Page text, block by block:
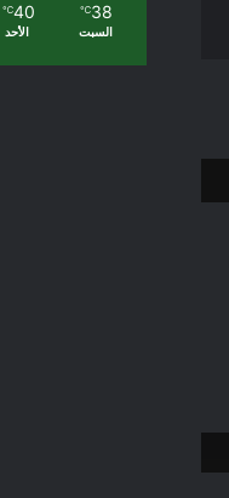
38
℃
السبت
40
℃
الأحد